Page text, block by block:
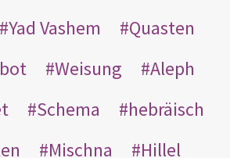
Yad Vashem
Quasten
Weisung
Aleph
Schema
hebräisch
Mischna
Hillel